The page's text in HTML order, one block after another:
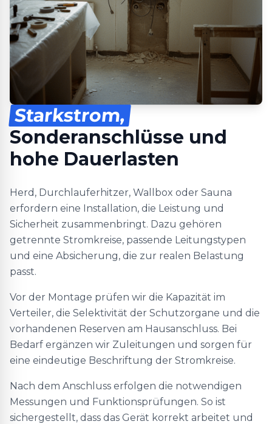
Starkstrom,
Sonderanschlüsse und
hohe Dauerlasten
Herd, Durchlauferhitzer, Wallbox oder Sauna
erfordern eine Installation, die Leistung und
Sicherheit zusammenbringt. Dazu gehören
getrennte Stromkreise, passende Leitungstypen
und eine Absicherung, die zur realen Belastung
passt.
Vor der Montage prüfen wir die Kapazität im
Verteiler, die Selektivität der Schutzorgane und die
vorhandenen Reserven am Hausanschluss. Bei
Bedarf ergänzen wir Zuleitungen und sorgen für
eine eindeutige Beschriftung der Stromkreise.
Nach dem Anschluss erfolgen die notwendigen
Messungen und Funktionsprüfungen. So ist
sichergestellt, dass das Gerät korrekt arbeitet und